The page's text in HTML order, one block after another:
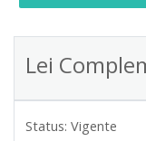
Lei
Status: Vigente